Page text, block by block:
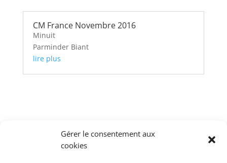
Gérer le consentement aux
cookies
CM France Novembre 2016
Minuit
Parminder Biant
lire plus